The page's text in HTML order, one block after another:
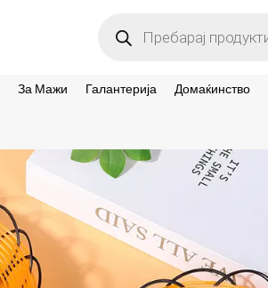
search
За Мажи Галантерија Домаќинство